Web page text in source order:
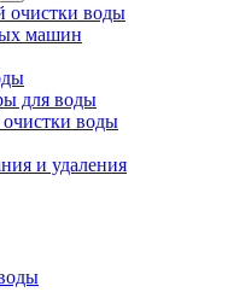
очистки воды
машин
для воды
воды
и удаления